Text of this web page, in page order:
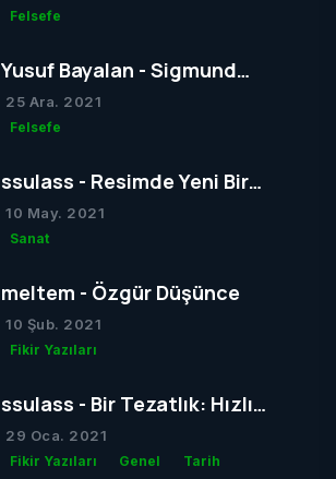
Felsefe
Yusuf Bayalan - Sigmund
Freud’un Yapısal Kuramı
25 Ara. 2021
Felsefe
ssulass - Resimde Yeni Bir
Dönem mi Yoksa Bir Dönemin
Sonu mu?
10 May. 2021
Sanat
meltem - Özgür Düşünce
10 Şub. 2021
Fikir Yazıları
ssulass - Bir Tezatlık: Hızlı
Yaşam, Yavaş Gelişim
29 Oca. 2021
Fikir Yazıları Genel Tarih